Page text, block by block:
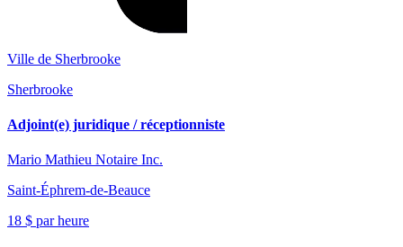
Ville de Sherbrooke
Sherbrooke
Adjoint(e) juridique / réceptionniste
Mario Mathieu Notaire Inc.
Saint-Éphrem-de-Beauce
18 $ par heure